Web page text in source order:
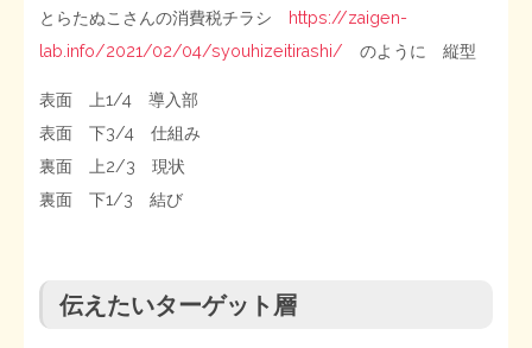
とらたぬこさんの消費税チラシ https://zaigen-
lab.info/2021/02/04/syouhizeitirashi/ のように 縦型
表面 上1/4 導入部
表面 下3/4 仕組み
裏面 上2/3 現状
裏面 下1/3 結び
伝えたいターゲット層